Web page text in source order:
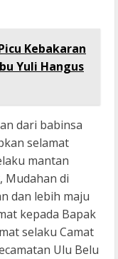
Kebakaran
Yuli Hangus
dari babinsa
selamat
mantan
Mudahan di
dan lebih maju
kepada Bapak
selaku Camat
Ulu Belu